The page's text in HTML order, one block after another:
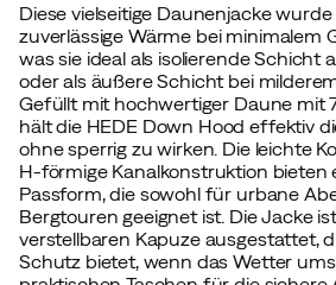
Diese vielseitige Daunenjacke
zuverlässige Wärme bei minimalem
was sie ideal als isolierende Schicht
oder als äußere Schicht bei
Gefüllt mit hochwertiger Daune mit
hält die HEDE Down Hood effektiv
ohne sperrig zu wirken. Die leichte
H-förmige Kanalkonstruktion bieten
Passform, die sowohl für urbane
Bergtouren geeignet ist. Die Jacke
verstellbaren Kapuze ausgestattet,
Schutz bietet, wenn das Wetter